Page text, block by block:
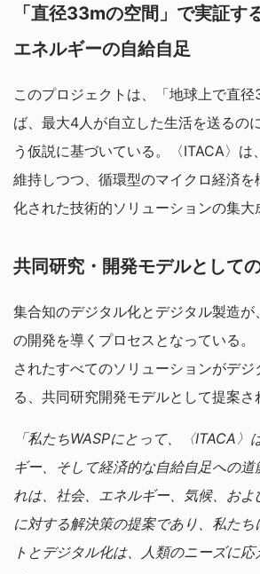
「直径33mの空間」で実証す
エネルギーの自給自足
このプロジェクトは、「地球上で直
ば、最大4人が自立した生活を送るの
う仮説に基づいている。〈ITACA〉は
維持しつつ、循環型のマイクロ経済を
化された技術的ソリューションの集大
共同研究・開発モデルとして
集合知のデジタル化とデジタル製造が
の開発を導くプロセスとなっている。
されたすべてのソリューションがデ
る、共同研究開発モデルとして提案さ
「私たちWASPにとって、〈ITACA
ギー、そして経済的な自給自足への道
れは、社会、エネルギー、気候、お
に対する解決策の提案であり、私た
トとデジタル化は、人類のニーズに